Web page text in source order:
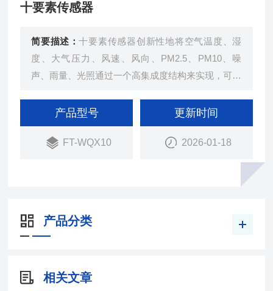
十要素传感器
简要描述：十要素传感器创新性地将空气温度、湿
度、大气压力、风速、风向、PM2.5、PM10、噪
声、雨量、光照通过一个高集成度结构来实现，可实
通讯接口将十项参数一次性输出给用户。
产品型号
FT-WQX10
更新时间
2026-01-18
产品分类
相关文章